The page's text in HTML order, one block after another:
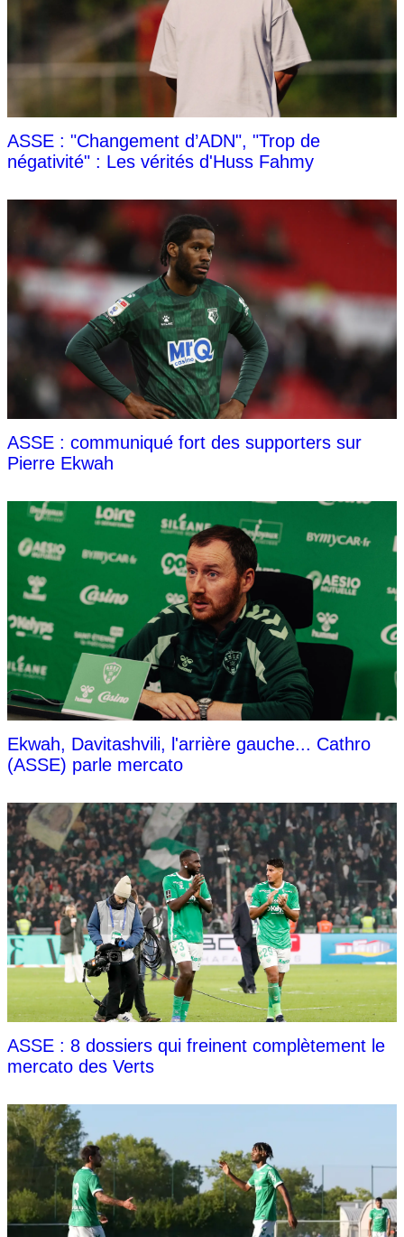
ASSE : "Changement d’ADN", "Trop de
négativité" : Les vérités d'Huss Fahmy
ASSE : communiqué fort des supporters sur
Pierre Ekwah
Ekwah, Davitashvili, l'arrière gauche... Cathro
(ASSE) parle mercato
ASSE : 8 dossiers qui freinent complètement le
mercato des Verts